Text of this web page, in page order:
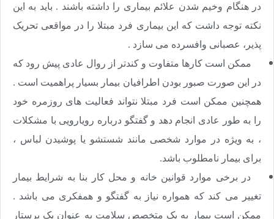
در هنگام وخیم شدن علائم بیماری را داشته باشند . باید به این
نکته توجه داشت که این بیماری فرد مبتلا را در مواقعی تحریک
پذیر، عصبانی وافسرده می سازد .
ممکن است کارها متفاوت و کندتر از روال عادی پیش رود که
در این صورت صبور بودن اطرافیان بیمار بسیار پراهمیت است .
همچنین ممکن است فرد مبتلا نتواند فعالیت های روزمره خود
را به طور عادی انجام دهد و گفتگو درباره رویارویی با مشکلات
، به ویژه در موارد شخصی مانند شستشو یا پوشیدن لباس ،
برای بیمار نامطلوب باشد.
در برخی موارد قوانین خانه و محل کار بنا به شرایط بیمار
تغییر می کند که همواره نیاز به گفتگو و همفکری می باشد .
ممکن است بیمار به یک متخصص سلامت به عنوان یک پرستار